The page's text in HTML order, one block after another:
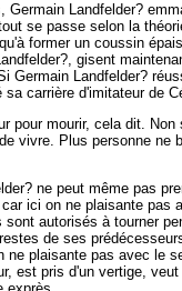
Germain Landfelder?
se passe selon la
former un coussin
gisent
Germain Landfelder?
carrière d'imitateur de
pour mourir, cela dit.
vivre. Plus personne ne
ne peut même pas
ici on ne plaisante pas
autorisés à tourner
de ses
ne plaisante pas avec le
est pris d'un vertige,